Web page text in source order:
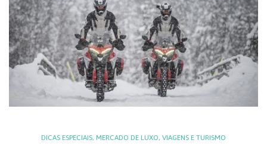
DICAS ESPECIAIS, MERCADO DE LUXO, VIAGENS E TURISMO